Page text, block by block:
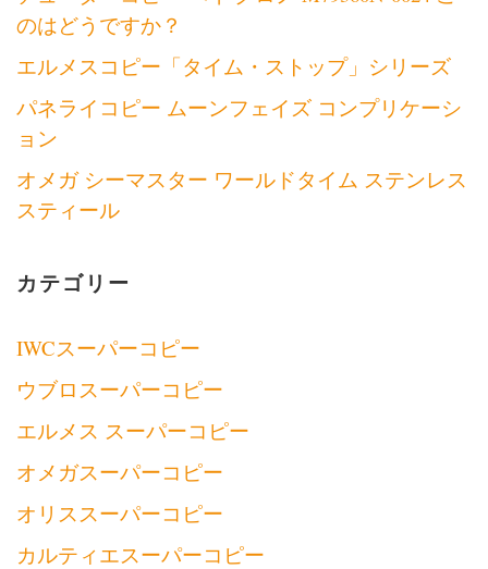
のはどうですか？
エルメスコピー「タイム・ストップ」シリーズ
パネライコピー ムーンフェイズ コンプリケーシ
ョン
オメガ シーマスター ワールドタイム ステンレス
スティール
カテゴリー
IWCスーパーコピー
ウブロスーパーコピー
エルメス スーパーコピー
オメガスーパーコピー
オリススーパーコピー
カルティエスーパーコピー